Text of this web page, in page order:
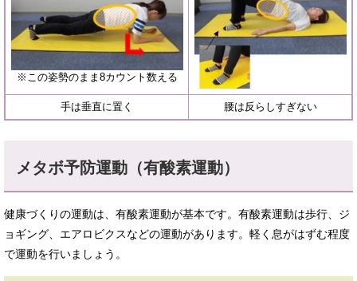
※この姿勢のまま8カウント数える
手は垂直に置く 腰は反らしすぎない
メタボ予防運動（有酸素運動）
健康づくりの運動は、有酸素運動が基本です。有酸素運動は歩行、ジ
ョギング、エアロビクスなどの運動があります。軽く息がはずむ程度
で運動を行いましょう。